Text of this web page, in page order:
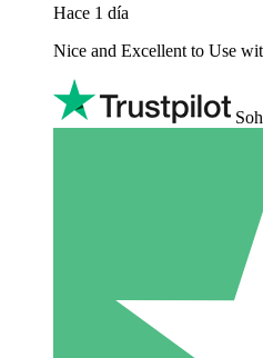
Hace 1 día
Nice and Excellent to Use